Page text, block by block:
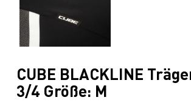
CUBE BLACKLINE
3/4 Größe: M